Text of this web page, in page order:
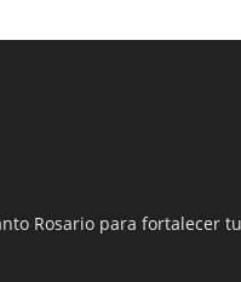
Rosario para fortalecer